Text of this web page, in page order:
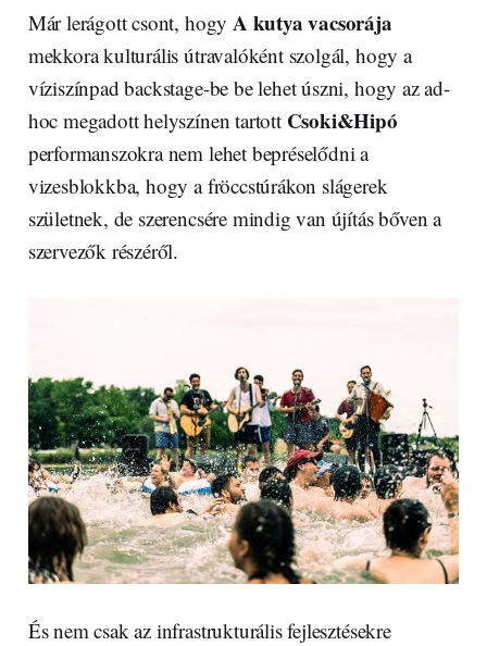
Már lerágott csont, hogy A kutya vacsorája
mekkora kulturális útravalóként szolgál, hogy a
víziszínpad backstage-be be lehet úszni, hogy az ad-
hoc megadott helyszínen tartott Csoki&Hipó
performanszokra nem lehet bepréselődni a
vizesblokkba, hogy a fröccstúrákon slágerek
születnek, de szerencsére mindig van újítás bőven a
szervezők részéről.
És nem csak az infrastrukturális fejlesztésekre